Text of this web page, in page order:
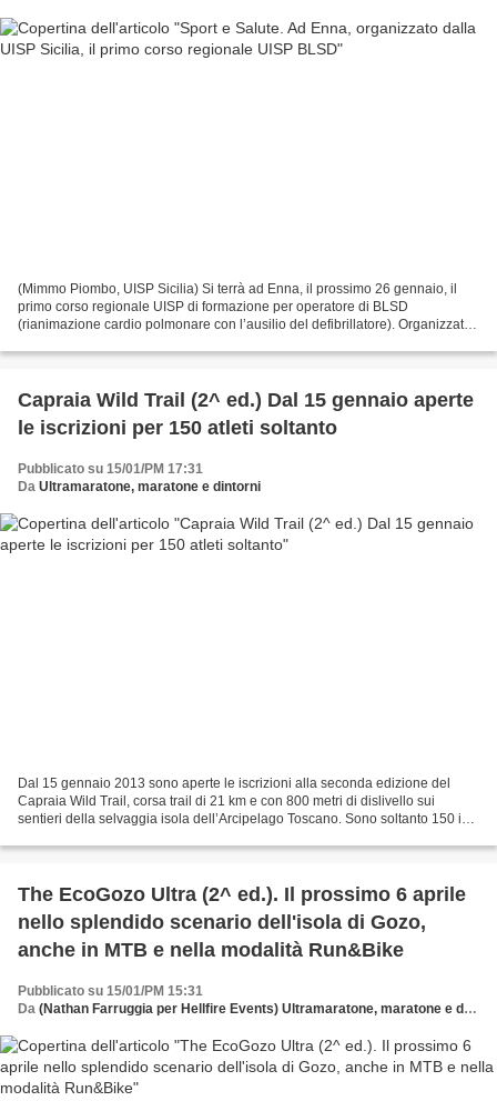
(Mimmo Piombo, UISP Sicilia) Si terrà ad Enna, il prossimo 26 gennaio, il
primo corso regionale UISP di formazione per operatore di BLSD
(rianimazione cardio polmonare con l’ausilio del defibrillatore). Organizzato
Capraia Wild Trail (2^ ed.) Dal 15 gennaio aperte
le iscrizioni per 150 atleti soltanto
Pubblicato su 15/01/PM 17:31
Da Ultramaratone, maratone e dintorni
Dal 15 gennaio 2013 sono aperte le iscrizioni alla seconda edizione del
Capraia Wild Trail, corsa trail di 21 km e con 800 metri di dislivello sui
sentieri della selvaggia isola dell’Arcipelago Toscano. Sono soltanto 150 i
The EcoGozo Ultra (2^ ed.). Il prossimo 6 aprile
nello splendido scenario dell'isola di Gozo,
anche in MTB e nella modalità Run&Bike
Pubblicato su 15/01/PM 15:31
Da (Nathan Farruggia per Hellfire Events) Ultramaratone, maratone e dintorni